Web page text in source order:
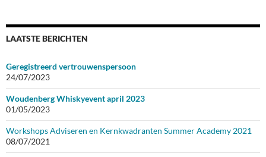
LAATSTE BERICHTEN
Geregistreerd vertrouwenspersoon
24/07/2023
Woudenberg Whiskyevent april 2023
01/05/2023
Workshops Adviseren en Kernkwadranten Summer Academy 2021
08/07/2021